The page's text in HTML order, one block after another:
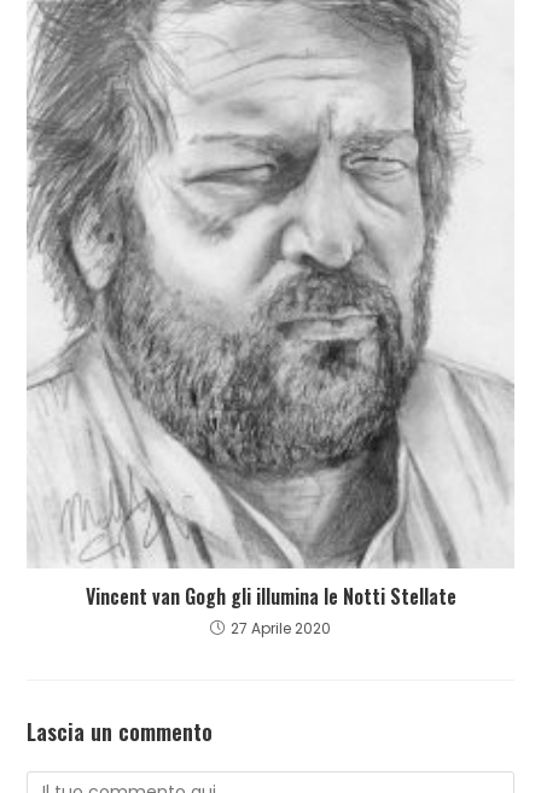
Vincent van Gogh gli illumina le Notti Stellate
27 Aprile 2020
Lascia un commento